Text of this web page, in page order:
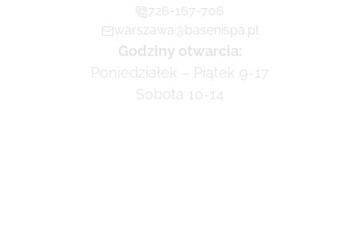
726-167-706
warszawa@basenispa.pl
Godziny otwarcia:
Poniedziałek – Piątek 9-17
Sobota 10-14